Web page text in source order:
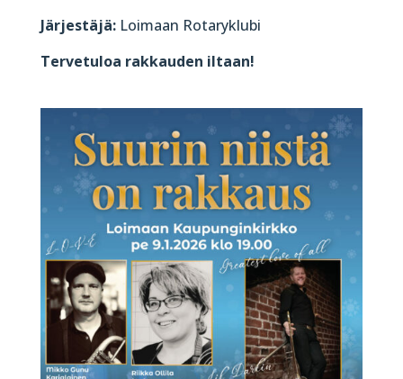
Järjestäjä:Loimaan Rotaryklubi
Tervetuloa rakkauden iltaan!